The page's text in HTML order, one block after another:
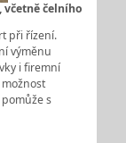
včetně čelního
při řízení.
výměnu
i firemní
s